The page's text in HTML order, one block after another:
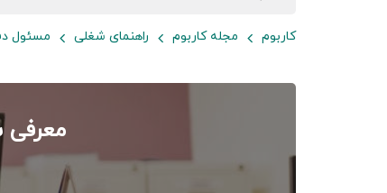
کاربوم مجله کاربوم راهنمای شغلی مسئول
معرفی